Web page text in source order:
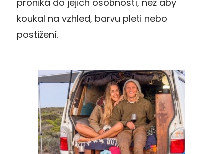
proniká do jejich osobností, než aby
koukal na vzhled, barvu pleti nebo
postižení.